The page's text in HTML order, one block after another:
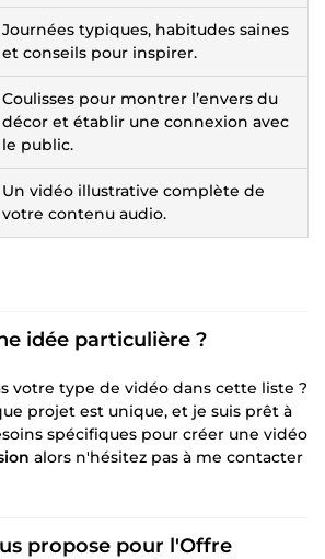
Journées typiques, habitudes saines
et conseils pour inspirer.
Coulisses pour montrer l’envers du
décor et établir une connexion avec
le public.
Un vidéo illustrative complète de
votre contenu audio.
idée particulière ?
votre type de vidéo dans cette liste ?
projet est unique, et je suis prêt à
spécifiques pour créer une vidéo
alors n'hésitez pas à me contacter
propose pour l'Offre